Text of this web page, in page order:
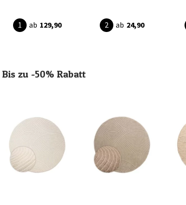
ab 129,90 ab 24,90
Bis zu -50% Rabatt